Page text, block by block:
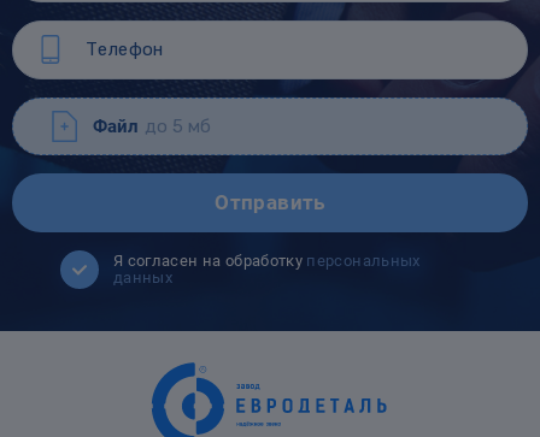
Файл до 5 мб
Отправить
Я согласен на обработку персональных
данных